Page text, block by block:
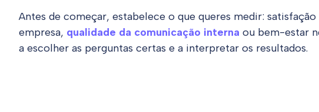
Antes de começar, estabelece o que queres medir:
empresa, qualidade da comunicação interna ou bem-estar
a escolher as perguntas certas e a interpretar os resultados.